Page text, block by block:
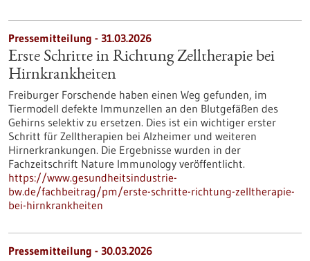
Pressemitteilung - 31.03.2026
Erste Schritte in Richtung Zelltherapie bei
Hirnkrankheiten
Freiburger Forschende haben einen Weg gefunden, im
Tiermodell defekte Immunzellen an den Blutgefäßen des
Gehirns selektiv zu ersetzen. Dies ist ein wichtiger erster
Schritt für Zelltherapien bei Alzheimer und weiteren
Hirnerkrankungen. Die Ergebnisse wurden in der
Fachzeitschrift Nature Immunology veröffentlicht.
https://www.gesundheitsindustrie-
bw.de/fachbeitrag/pm/erste-schritte-richtung-zelltherapie-
bei-hirnkrankheiten
Pressemitteilung - 30.03.2026